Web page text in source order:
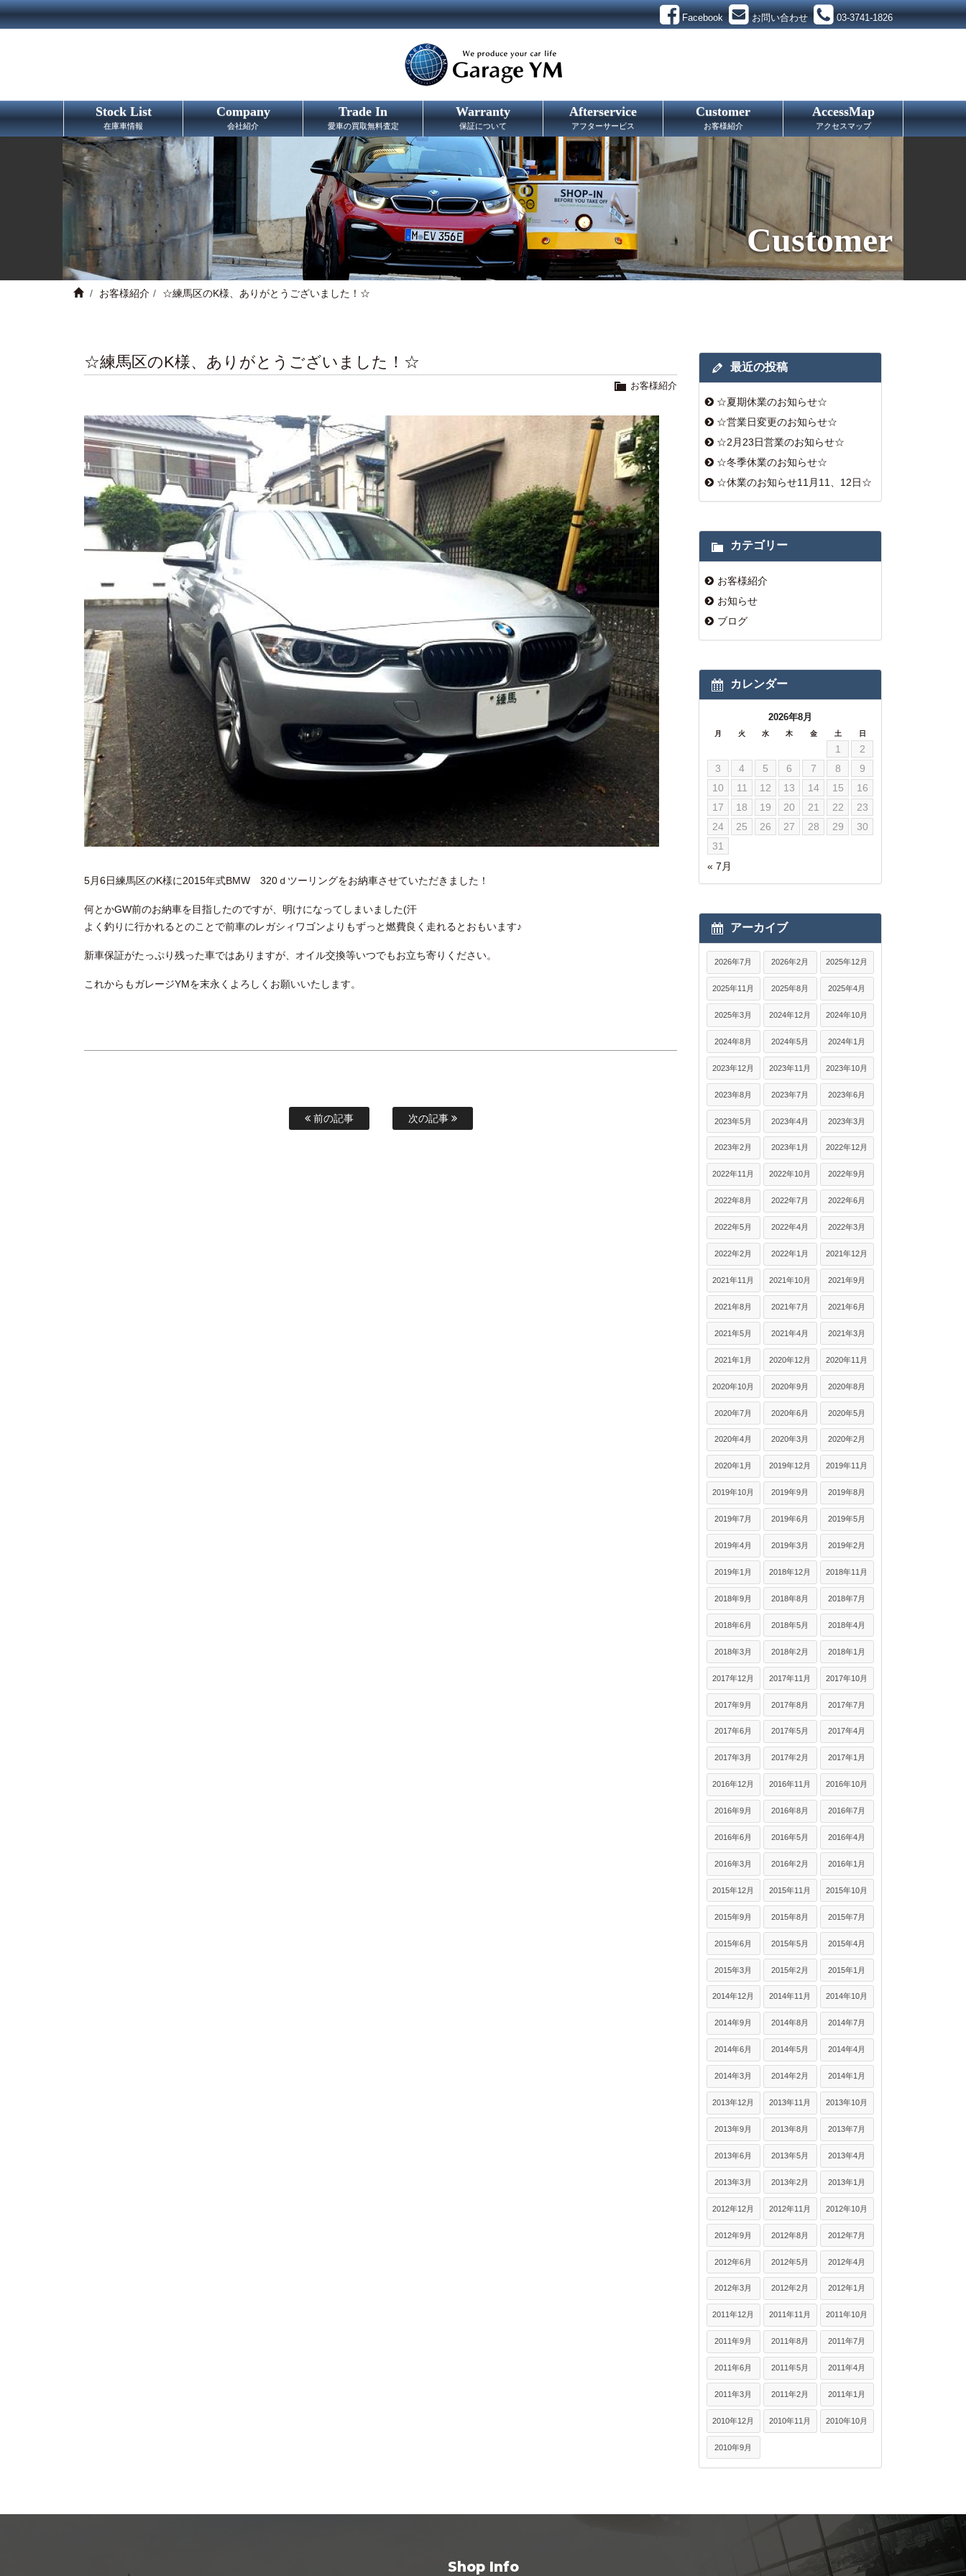
Facebook お問い合わせ 03-3741-1826
Stock List
在庫車情報
Company
会社紹介
Trade In
愛車の買取無料査定
Warranty
保証について
Afterservice
アフターサービス
Customer
お客様紹介
AccessMap
アクセスマップ
Customer
お客様紹介 ☆練馬区のK様、ありがとうございました！☆
☆練馬区のK様、ありがとうございました！☆
お客様紹介
5月6日練馬区のK様に2015年式BMW 320ｄツーリングをお納車させていただきました！
何とかGW前のお納車を目指したのですが、明けになってしまいました(汗
よく釣りに行かれるとのことで前車のレガシィワゴンよりもずっと燃費良く走れるとおもいます♪
新車保証がたっぷり残った車ではありますが、オイル交換等いつでもお立ち寄りください。
これからもガレージYMを末永くよろしくお願いいたします。
前の記事 次の記事
最近の投稿
☆夏期休業のお知らせ☆
☆営業日変更のお知らせ☆
☆2月23日営業のお知らせ☆
☆冬季休業のお知らせ☆
☆休業のお知らせ11月11、12日☆
カテゴリー
お客様紹介
お知らせ
ブログ
カレンダー
2026年8月
月 火 水 木 金 土 日
« 7月
1
2
3
4 5 6 7 8
9
10
11 12 13 14 15
16
17
18 19 20 21 22
23
24
25 26 27 28 29
30
31
アーカイブ
2026年7月 2026年2月 2025年12月
2025年11月 2025年8月 2025年4月
2025年3月 2024年12月 2024年10月
2024年8月 2024年5月 2024年1月
2023年12月 2023年11月 2023年10月
2023年8月 2023年7月 2023年6月
2023年5月 2023年4月 2023年3月
2023年2月 2023年1月 2022年12月
2022年11月 2022年10月 2022年9月
2022年8月 2022年7月 2022年6月
2022年5月 2022年4月 2022年3月
2022年2月 2022年1月 2021年12月
2021年11月 2021年10月 2021年9月
2021年8月 2021年7月 2021年6月
2021年5月 2021年4月 2021年3月
2021年1月 2020年12月 2020年11月
2020年10月 2020年9月 2020年8月
2020年7月 2020年6月 2020年5月
2020年4月 2020年3月 2020年2月
2020年1月 2019年12月 2019年11月
2019年10月 2019年9月 2019年8月
2019年7月 2019年6月 2019年5月
2019年4月 2019年3月 2019年2月
2019年1月 2018年12月 2018年11月
2018年9月 2018年8月 2018年7月
2018年6月 2018年5月 2018年4月
2018年3月 2018年2月 2018年1月
2017年12月 2017年11月 2017年10月
2017年9月 2017年8月 2017年7月
2017年6月 2017年5月 2017年4月
2017年3月 2017年2月 2017年1月
2016年12月 2016年11月 2016年10月
2016年9月 2016年8月 2016年7月
2016年6月 2016年5月 2016年4月
2016年3月 2016年2月 2016年1月
2015年12月 2015年11月 2015年10月
2015年9月 2015年8月 2015年7月
2015年6月 2015年5月 2015年4月
2015年3月 2015年2月 2015年1月
2014年12月 2014年11月 2014年10月
2014年9月 2014年8月 2014年7月
2014年6月 2014年5月 2014年4月
2014年3月 2014年2月 2014年1月
2013年12月 2013年11月 2013年10月
2013年9月 2013年8月 2013年7月
2013年6月 2013年5月 2013年4月
2013年3月 2013年2月 2013年1月
2012年12月 2012年11月 2012年10月
2012年9月 2012年8月 2012年7月
2012年6月 2012年5月 2012年4月
2012年3月 2012年2月 2012年1月
2011年12月 2011年11月 2011年10月
2011年9月 2011年8月 2011年7月
2011年6月 2011年5月 2011年4月
2011年3月 2011年2月 2011年1月
2010年12月 2010年11月 2010年10月
2010年9月
Shop Info